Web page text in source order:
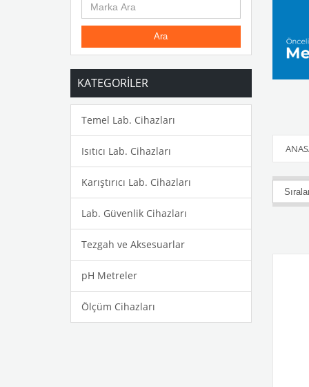
Ara
KATEGORİLER
Temel Lab. Cihazları
Isıtıcı Lab. Cihazları
Karıştırıcı Lab. Cihazları
Lab. Güvenlik Cihazları
Tezgah ve Aksesuarlar
pH Metreler
Ölçüm Cihazları